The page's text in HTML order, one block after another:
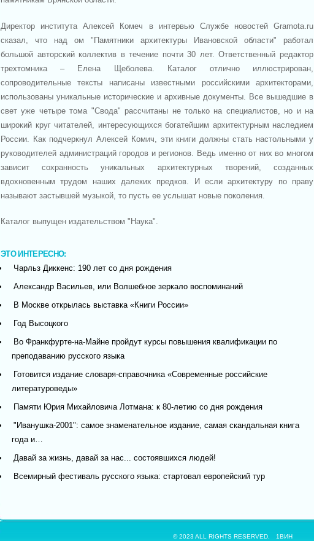
Директор института Алексей Комеч в интервью Службе новостей Gramota.ru
сказал, что над ом "Памятники архитектуры Ивановской области" работал
большой авторский коллектив в течение почти 30 лет. Ответственный редактор
трехтомника – Елена Щеболева. Каталог отлично иллюстрирован,
сопроводительные тексты написаны известными российскими архитекторами,
использованы уникальные исторические и архивные документы. Все вышедшие в
свет уже четыре тома "Свода" рассчитаны не только на специалистов, но и на
широкий круг читателей, интересующихся богатейшим архитектурным наследием
России. Как подчеркнул Алексей Комич, эти книги должны стать настольными у
руководителей администраций городов и регионов. Ведь именно от них во многом
зависит сохранность уникальных архитектурных творений, созданных
вдохновенным трудом наших далеких предков. И если архитектуру по праву
называют застывшей музыкой, то пусть ее услышат новые поколения.
Каталог выпущен издательством "Наука".
ЭТО ИНТЕРЕСНО:
Чарльз Диккенс: 190 лет со дня рождения
Александр Васильев, или Волшебное зеркало воспоминаний
В Москве открылась выставка «Книги России»
Год Высоцкого
Во Франкфурте-на-Майне пройдут курсы повышения квалификации по
преподаванию русского языка
Готовится издание словаря-справочника «Современные российские
литературоведы»
Памяти Юрия Михайловича Лотмана: к 80-летию со дня рождения
"Иванушка-2001": самое знаменательное издание, самая скандальная книга
года и…
Давай за жизнь, давай за нас... состоявшихся людей!
Всемирный фестиваль русского языка: стартовал европейский тур
© 2023 ALL RIGHTS RESERVED. 1ВИН